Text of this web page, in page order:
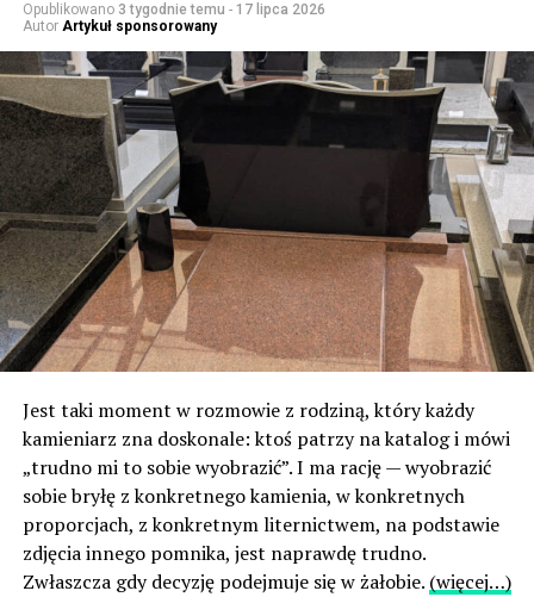
Opublikowano 3 tygodnie temu - 17 lipca 2026
Autor Artykuł sponsorowany
Jest taki moment w rozmowie z rodziną, który każdy
kamieniarz zna doskonale: ktoś patrzy na katalog i mówi
„trudno mi to sobie wyobrazić”. I ma rację — wyobrazić
sobie bryłę z konkretnego kamienia, w konkretnych
proporcjach, z konkretnym liternictwem, na podstawie
zdjęcia innego pomnika, jest naprawdę trudno.
Zwłaszcza gdy decyzję podejmuje się w żałobie. (więcej…)